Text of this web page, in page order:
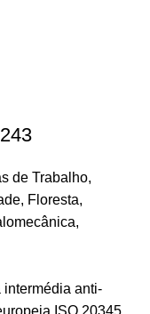
de Trabalho,
, Floresta,
,
intermédia anti-